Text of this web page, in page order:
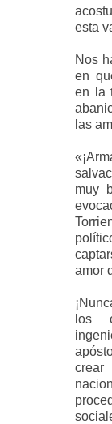
esta
Nos
en
en la
las
muy
amor
los